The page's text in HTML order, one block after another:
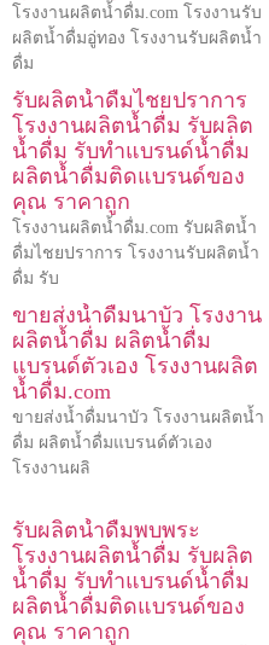
โรงงานผลิตน้ำดื่ม.com โรงงานรับ
ผลิตน้ำดื่มอู่ทอง โรงงานรับผลิตน้ำ
ดื่ม
รับผลิตน้ำดื่มไชยปราการ
โรงงานผลิตน้ำดื่ม รับผลิต
น้ำดื่ม รับทำแบรนด์น้ำดื่ม
ผลิตน้ำดื่มติดแบรนด์ของ
คุณ ราคาถูก
โรงงานผลิตน้ำดื่ม.com รับผลิตน้ำ
ดื่มไชยปราการ โรงงานรับผลิตน้ำ
ดื่ม รับ
ขายส่งน้ำดื่มนาบัว โรงงาน
ผลิตน้ำดื่ม ผลิตน้ำดื่ม
แบรนด์ตัวเอง โรงงานผลิต
น้ำดื่ม.com
ขายส่งน้ำดื่มนาบัว โรงงานผลิตน้ำ
ดื่ม ผลิตน้ำดื่มแบรนด์ตัวเอง
โรงงานผลิ
รับผลิตน้ำดื่มพบพระ
โรงงานผลิตน้ำดื่ม รับผลิต
น้ำดื่ม รับทำแบรนด์น้ำดื่ม
ผลิตน้ำดื่มติดแบรนด์ของ
คุณ ราคาถูก